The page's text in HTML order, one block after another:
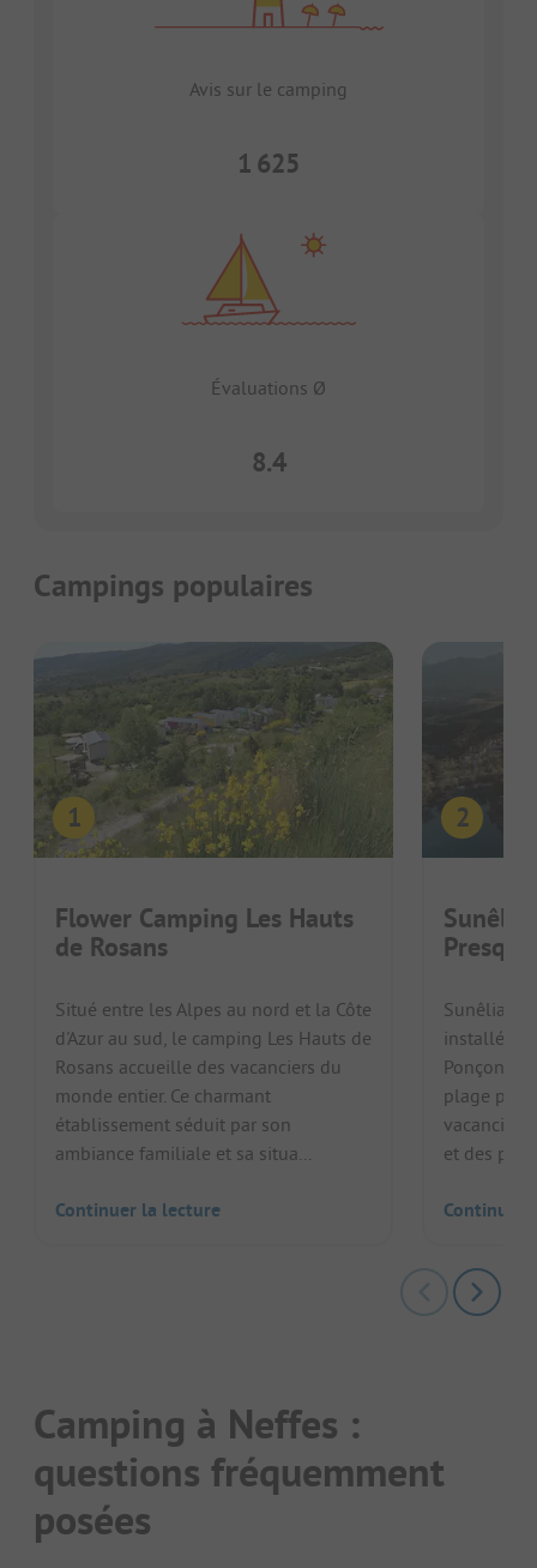
Avis sur le camping
1 625
Évaluations Ø
8.4
Campings populaires
Flower Camping Les Hauts
de Rosans
Situé entre les Alpes au nord et la Côte
d'Azur au sud, le camping Les Hauts de
Rosans accueille des vacanciers du
monde entier. Ce charmant
établissement séduit par son
ambiance familiale et sa situa...
Continuer la lecture
Sunêlia
Sunêlia -
installé
Ponçon,
plage
vacanciers
et des
Continuer
Camping à Neffes :
questions fréquemment
posées